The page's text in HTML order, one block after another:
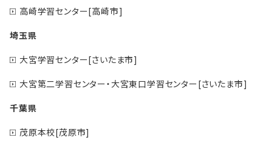
高崎学習センター[高崎市]
埼玉県
大宮学習センター[さいたま市]
大宮第二学習センター・大宮東口学習センター[さいたま市]
千葉県
茂原本校[茂原市]